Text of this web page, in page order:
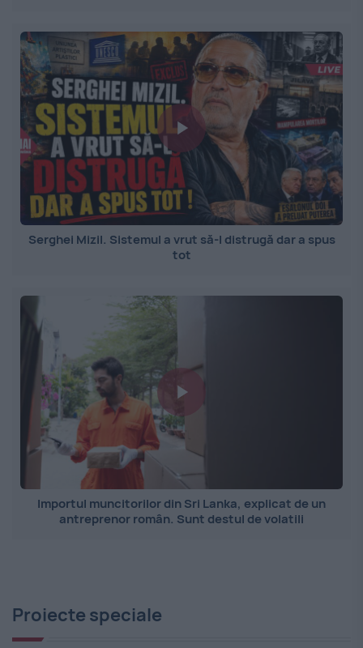
Serghei Mizil. Sistemul a vrut să-l distrugă dar a spus
tot
Importul muncitorilor din Sri Lanka, explicat de un
antreprenor român. Sunt destul de volatili
Proiecte speciale